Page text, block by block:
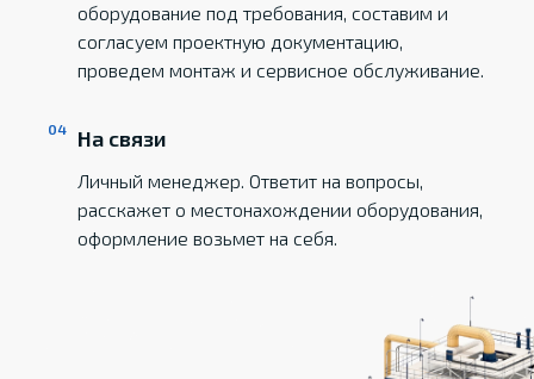
оборудование под требования, составим и
согласуем проектную документацию,
проведем монтаж и сервисное обслуживание.
На связи
Личный менеджер. Ответит на вопросы,
расскажет о местонахождении оборудования,
оформление возьмет на себя.